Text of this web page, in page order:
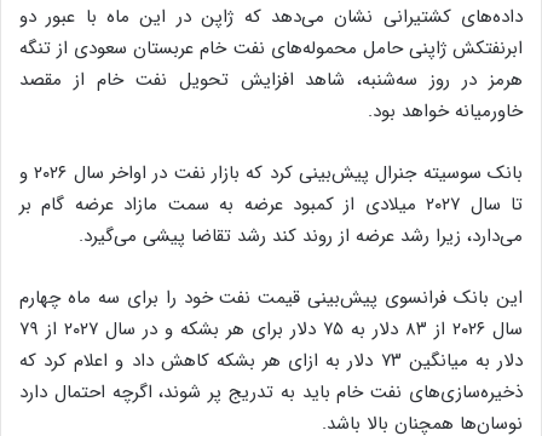
داده‌های کشتیرانی نشان می‌دهد که ژاپن در این ماه با عبور دو
ابرنفتکش ژاپنی حامل محموله‌های نفت خام عربستان سعودی از تنگه
هرمز در روز سه‌شنبه، شاهد افزایش تحویل نفت خام از مقصد
خاورمیانه خواهد بود.
بانک سوسیته جنرال پیش‌بینی کرد که بازار نفت در اواخر سال ۲۰۲۶ و
تا سال ۲۰۲۷ میلادی از کمبود عرضه به سمت مازاد عرضه گام بر
می‌دارد، زیرا رشد عرضه از روند کند رشد تقاضا پیشی می‌گیرد.
این بانک فرانسوی پیش‌بینی قیمت نفت خود را برای سه ماه چهارم
سال ۲۰۲۶ از ۸۳ دلار به ۷۵ دلار برای هر بشکه و در سال ۲۰۲۷ از ۷۹
دلار به میانگین ۷۳ دلار به ازای هر بشکه کاهش داد و اعلام کرد که
ذخیره‌سازی‌های نفت خام باید به تدریج پر شوند، اگرچه احتمال دارد
نوسان‌ها همچنان بالا باشد.